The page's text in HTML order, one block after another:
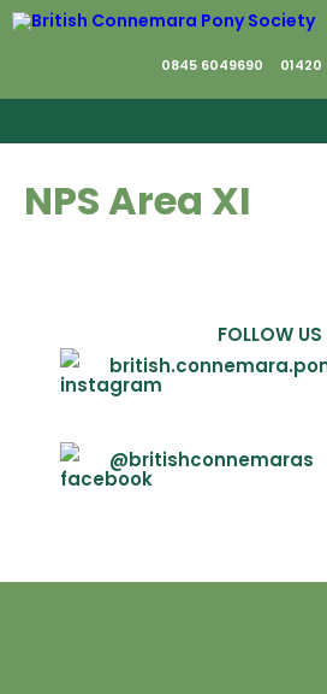
0845 6049690 01420
NPS Area XI
FOLLOW US
@britishconnemaras